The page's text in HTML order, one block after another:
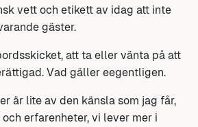
vett och etikett av idag att inte
gäster.
att ta eller vänta på att
Vad gäller eegentligen.
är lite av den känsla som jag får,
erfarenheter, vi lever mer i